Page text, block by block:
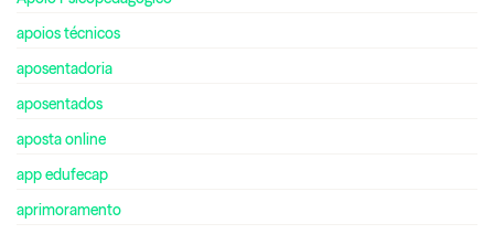
apoios técnicos
aposentadoria
aposentados
aposta online
app edufecap
aprimoramento